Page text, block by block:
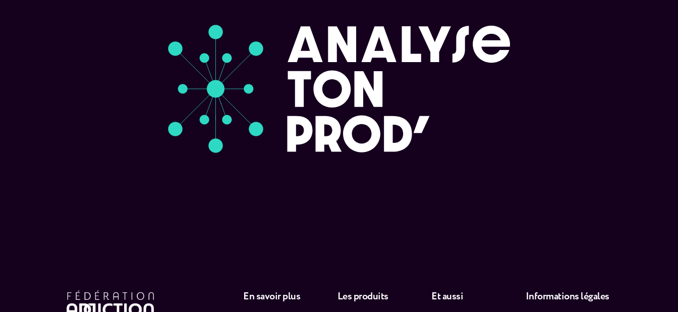
En savoir plus Les produits Et aussi Informations légales